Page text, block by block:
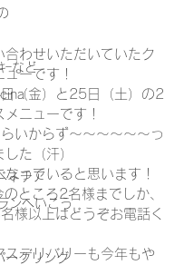
ｰなど
ネチア
ンへいこう
ークリング
合わせいただいていたク
ーです！
（金）と25日（土）の2
ニューです！
いからず～～～～～～っ
た（汗）
っていると思います！
ところ2名様までしか、
様以上はどうぞお電話く
スデリバリーも今年もや